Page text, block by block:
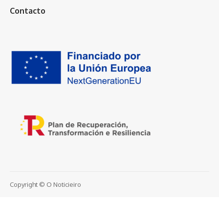
Contacto
Copyright © O Noticieiro